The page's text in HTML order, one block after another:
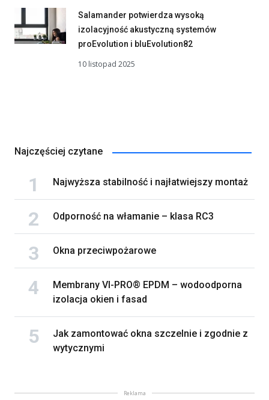
Salamander potwierdza wysoką
izolacyjność akustyczną systemów
proEvolution i bluEvolution82
10 listopad 2025
Najczęściej czytane
Najwyższa stabilność i najłatwiejszy montaż
Odporność na włamanie – klasa RC3
Okna przeciwpożarowe
Membrany VI-PRO® EPDM – wodoodporna
izolacja okien i fasad
Jak zamontować okna szczelnie i zgodnie z
wytycznymi
Reklama